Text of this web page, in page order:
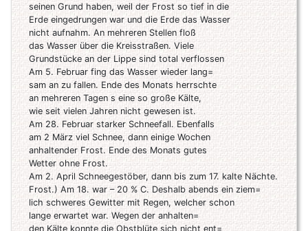
seinen Grund haben, weil der Frost so tief in die
Erde eingedrungen war und die Erde das Wasser
nicht aufnahm. An mehreren Stellen floß
das Wasser über die Kreisstraßen. Viele
Grundstücke an der Lippe sind total verflossen
Am 5. Februar fing das Wasser wieder lang=
sam an zu fallen. Ende des Monats herrschte
an mehreren Tagen s eine so große Kälte,
wie seit vielen Jahren nicht gewesen ist.
Am 28. Februar starker Schneefall. Ebenfalls
am 2 März viel Schnee, dann einige Wochen
anhaltender Frost. Ende des Monats gutes
Wetter ohne Frost.
Am 2. April Schneegestöber, dann bis zum 17. kalte Nächte.
Frost.) Am 18. war – 20 % C. Deshalb abends ein ziem=
lich schweres Gewitter mit Regen, welcher schon
lange erwartet war. Wegen der anhalten=
den Kälte konnte die Obstblüte sich nicht ent=